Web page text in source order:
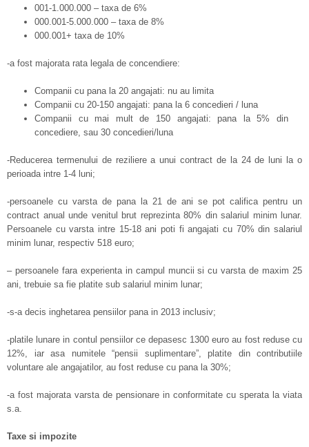
001-1.000.000 – taxa de 6%
000.001-5.000.000 – taxa de 8%
000.001+ taxa de 10%
-a fost majorata rata legala de concendiere:
Companii cu pana la 20 angajati: nu au limita
Companii cu 20-150 angajati: pana la 6 concedieri / luna
Companii cu mai mult de 150 angajati: pana la 5% din
concediere, sau 30 concedieri/luna
-Reducerea termenului de reziliere a unui contract de la 24 de luni la o
perioada intre 1-4 luni;
-persoanele cu varsta de pana la 21 de ani se pot califica pentru un
contract anual unde venitul brut reprezinta 80% din salariul minim lunar.
Persoanele cu varsta intre 15-18 ani poti fi angajati cu 70% din salariul
minim lunar, respectiv 518 euro;
– persoanele fara experienta in campul muncii si cu varsta de maxim 25
ani, trebuie sa fie platite sub salariul minim lunar;
-s-a decis inghetarea pensiilor pana in 2013 inclusiv;
-platile lunare in contul pensiilor ce depasesc 1300 euro au fost reduse cu
12%, iar asa numitele “pensii suplimentare”, platite din contributiile
voluntare ale angajatilor, au fost reduse cu pana la 30%;
-a fost majorata varsta de pensionare in conformitate cu sperata la viata
s.a.
Taxe si impozite